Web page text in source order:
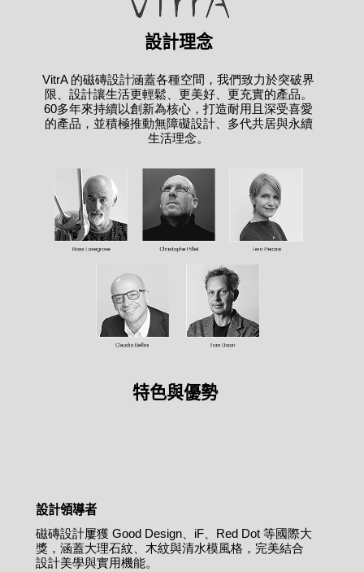
設計理念
VitrA 的磁磚設計涵蓋各種空間，我們致力於突破界
限、設計讓生活更輕鬆、更美好、更充實的產品。
60多年來持續以創新為核心，打造耐用且深受喜愛
的產品，並積極推動無障礙設計、多代共居與永續
生活理念。
特色與優勢
設計領導者
磁磚設計屢獲 Good Design、iF、Red Dot 等國際大
獎，涵蓋大理石紋、木紋與清水模風格，完美結合
設計美學與實用機能。